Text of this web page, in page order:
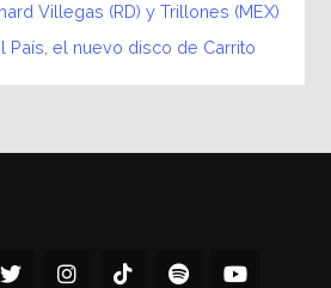
Villegas (RD) y Trillones (MEX)
País, el nuevo disco de Carrito